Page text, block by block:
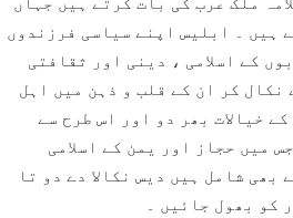
ہیں ۔ ابلیس اپنے سیاسی فرزندوں
کے اسلامی ، دینی اور ثقافتی
نکال کر ان کے قلب و ذہن میں اہل
خیالات بھر دو اور اس طرح سے
میں حجاز اور یمن کے اسلامی
بھی شامل ہیں دیس نکالا دے دو تا
کو بھول جائیں ۔